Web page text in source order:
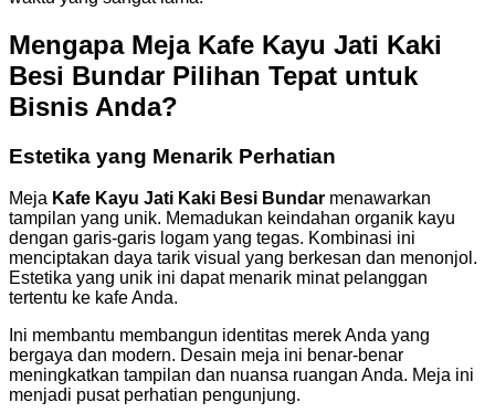
Mengapa Meja Kafe Kayu Jati Kaki
Besi Bundar Pilihan Tepat untuk
Bisnis Anda?
Estetika yang Menarik Perhatian
Meja Kafe Kayu Jati Kaki Besi Bundar menawarkan
tampilan yang unik. Memadukan keindahan organik kayu
dengan garis-garis logam yang tegas. Kombinasi ini
menciptakan daya tarik visual yang berkesan dan menonjol.
Estetika yang unik ini dapat menarik minat pelanggan
tertentu ke kafe Anda.
Ini membantu membangun identitas merek Anda yang
bergaya dan modern. Desain meja ini benar-benar
meningkatkan tampilan dan nuansa ruangan Anda. Meja ini
menjadi pusat perhatian pengunjung.